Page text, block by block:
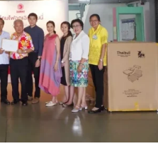
บริการหลังการขาย
ข่าวสารและกิจกรรม
ติดต่อเรา